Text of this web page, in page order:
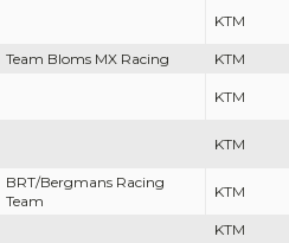
KTM
Team Bloms MX Racing KTM
KTM
KTM
BRT/Bergmans Racing
Team
KTM
KTM